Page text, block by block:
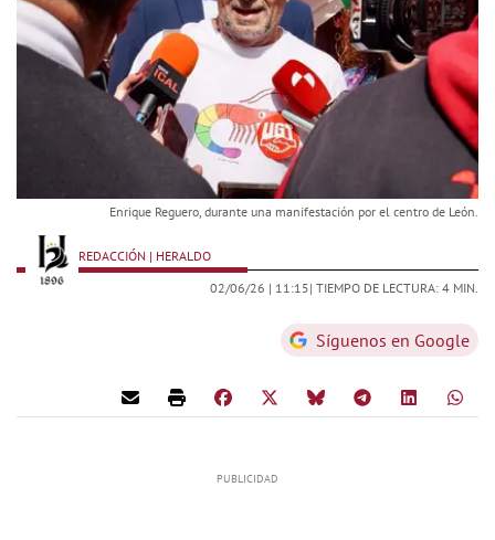
Enrique Reguero, durante una manifestación por el centro de León.
REDACCIÓN | HERALDO
02/06/26 | 11:15| TIEMPO DE LECTURA: 4 MIN.
Síguenos en Google